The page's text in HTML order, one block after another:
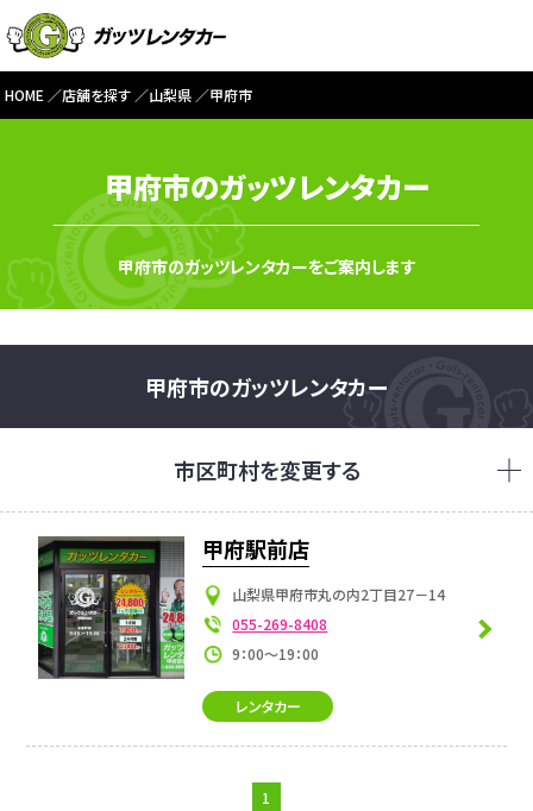
HOME 店舗を探す 山梨県 甲府市
甲府市のガッツレンタカー
甲府市のガッツレンタカーをご案内します
甲府市のガッツレンタカー
市区町村を変更する
甲府駅前店
山梨県甲府市丸の内2丁目27－14
055-269-8408
9：00～19：00
レンタカー
1